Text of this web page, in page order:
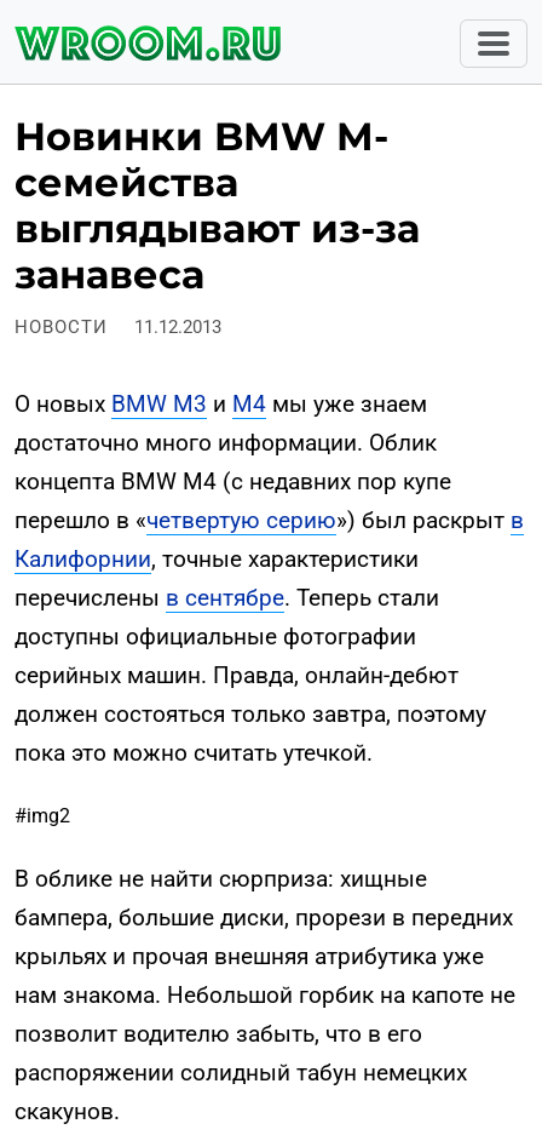
Новинки BMW M-
семейства
выглядывают из-за
занавеса
НОВОСТИ 11.12.2013
О новых BMW M3 и M4 мы уже знаем
достаточно много информации. Облик
концепта BMW M4 (с недавних пор купе
перешло в «четвертую серию») был раскрыт в
Калифорнии, точные характеристики
перечислены в сентябре. Теперь стали
доступны официальные фотографии
серийных машин. Правда, онлайн-дебют
должен состояться только завтра, поэтому
пока это можно считать утечкой.
#img2
В облике не найти сюрприза: хищные
бампера, большие диски, прорези в передних
крыльях и прочая внешняя атрибутика уже
нам знакома. Небольшой горбик на капоте не
позволит водителю забыть, что в его
распоряжении солидный табун немецких
скакунов.